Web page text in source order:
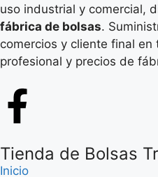
uso industrial y comercial,
fábrica de bolsas.
comercios y cliente final en
profesional y precios de
Tienda de Bolsas
Inicio